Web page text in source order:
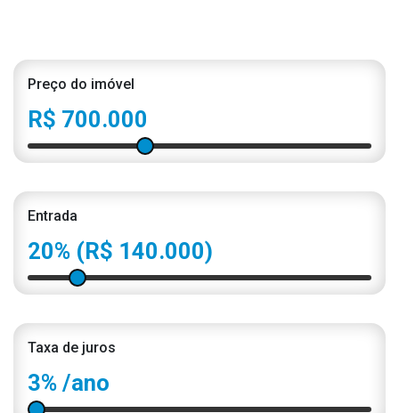
Preço do imóvel
R$ 700.000
Entrada
20% (R$ 140.000)
Taxa de juros
3% /ano